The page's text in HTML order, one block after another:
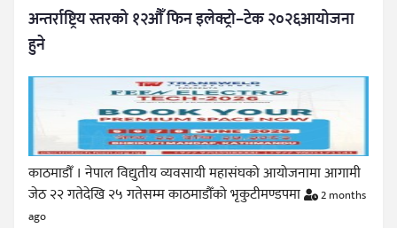
अन्तर्राष्ट्रिय स्तरको १२औँ फिन इलेक्ट्रो–टेक २०२६आयोजना
हुने
काठमाडौँ । नेपाल विद्युतीय व्यवसायी महासंघको आयोजनामा आगामी
जेठ २२ गतेदेखि २५ गतेसम्म काठमाडौँको भृकुटीमण्डपमा
2 months
ago